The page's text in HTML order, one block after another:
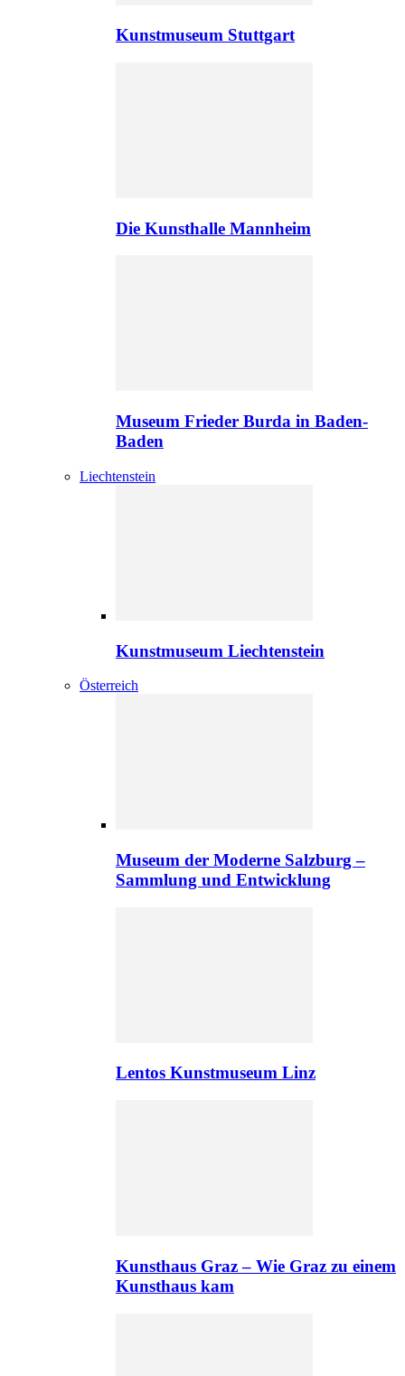
Kunstmuseum Stuttgart
Die Kunsthalle Mannheim
Museum Frieder Burda in Baden-
Baden
Liechtenstein
Kunstmuseum Liechtenstein
Österreich
Museum der Moderne Salzburg –
Sammlung und Entwicklung
Lentos Kunstmuseum Linz
Kunsthaus Graz – Wie Graz zu einem
Kunsthaus kam